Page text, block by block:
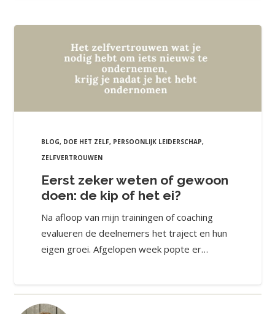
BLOG, DOE HET ZELF, PERSOONLIJK LEIDERSCHAP,
ZELFVERTROUWEN
Eerst zeker weten of gewoon
doen: de kip of het ei?
Na afloop van mijn trainingen of coaching
evalueren de deelnemers het traject en hun
eigen groei. Afgelopen week popte er…